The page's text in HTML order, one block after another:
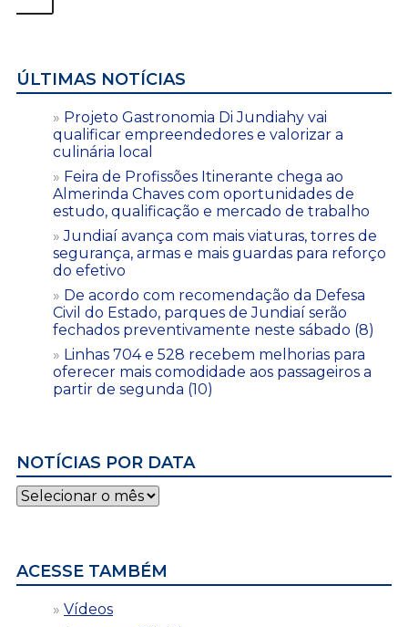
ÚLTIMAS NOTÍCIAS
Projeto Gastronomia Di Jundiahy vai
qualificar empreendedores e valorizar a
culinária local
Feira de Profissões Itinerante chega ao
Almerinda Chaves com oportunidades de
estudo, qualificação e mercado de trabalho
Jundiaí avança com mais viaturas, torres de
segurança, armas e mais guardas para reforço
do efetivo
De acordo com recomendação da Defesa
Civil do Estado, parques de Jundiaí serão
fechados preventivamente neste sábado (8)
Linhas 704 e 528 recebem melhorias para
oferecer mais comodidade aos passageiros a
partir de segunda (10)
NOTÍCIAS POR DATA
Notícias
por
ACESSE TAMBÉM
Vídeos